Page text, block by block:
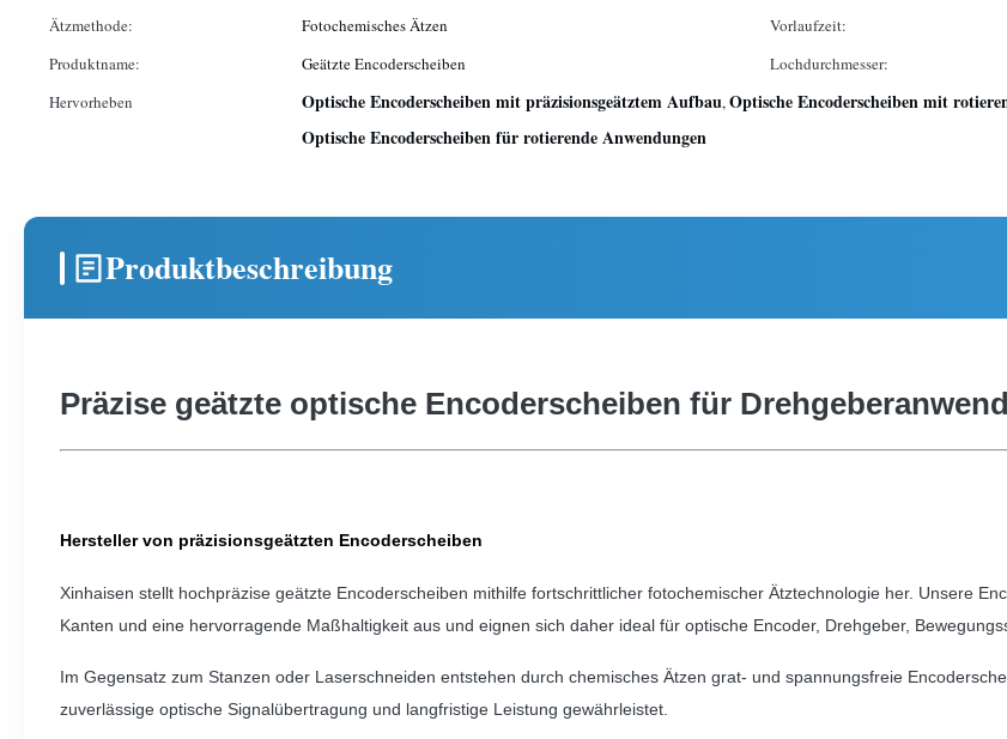
Ätzmethode:
Fotochemisches Ätzen Vorlaufzeit:
Produktname:
Geätzte Encoderscheiben Lochdurchmesser:
Hervorheben
Optische Encoderscheiben mit präzisionsgeätztem Aufbau,Optische Encoderscheiben mit
Optische Encoderscheiben für rotierende Anwendungen
Produktbeschreibung
Präzise geätzte optische Encoderscheiben für
Hersteller von präzisionsgeätzten Encoderscheiben
Xinhaisen stellt hochpräzise geätzte Encoderscheiben mithilfe fortschrittlicher fotochemischer Ätztechnologie her. Unsere
Kanten und eine hervorragende Maßhaltigkeit aus und eignen sich daher ideal für optische Encoder, Drehgeber,
Im Gegensatz zum Stanzen oder Laserschneiden entstehen durch chemisches Ätzen grat- und spannungsfreie
zuverlässige optische Signalübertragung und langfristige Leistung gewährleistet.